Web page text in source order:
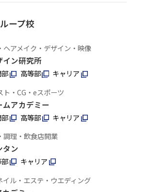
ープ校
ヘアメイク・デザイン・映像
イン研究所
高等部
キャリア
ト・CG・eスポーツ
アカデミー
高等部
キャリア
調理・飲食店開業
タン
キャリア
イル・エステ・ウエディング